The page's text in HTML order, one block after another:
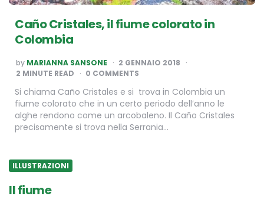
Caño Cristales, il fiume colorato in
Colombia
POSTED
BY
by MARIANNA SANSONE
2 GENNAIO 2018
2 MINUTE READ 0 COMMENTS
Si chiama Caño Cristales e si trova in Colombia un
fiume colorato che in un certo periodo dell’anno le
alghe rendono come un arcobaleno. Il Caño Cristales
precisamente si trova nella Serrania…
ILLUSTRAZIONI
Il fiume